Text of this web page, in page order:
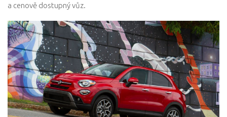
a cenově dostupný vůz.